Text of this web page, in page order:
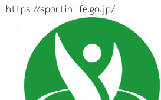
https://sportinlife.go.jp/